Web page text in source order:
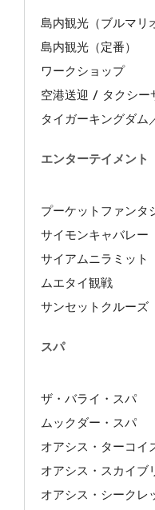
島内観光（ブルマリ
島内観光（定番）
ワークショップ
空港送迎 / タクシー
タイガーキングダム
エンターテイメント
プーケットファンタ
サイモンキャバレー
サイアムニラミット
ムエタイ観戦
サンセットクルーズ
スパ
ザ・バライ・スパ
ムックダー・スパ
オアシス・ターコイ
オアシス・スカイブ
オアシス・シークレ